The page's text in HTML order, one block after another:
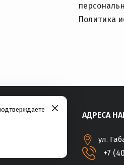
Политика
АДРЕСА
ул.
+7